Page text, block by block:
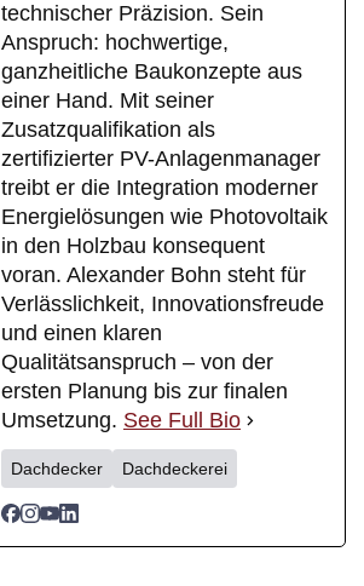
technischer Präzision. Sein
Anspruch: hochwertige,
ganzheitliche Baukonzepte aus
einer Hand. Mit seiner
Zusatzqualifikation als
zertifizierter PV-Anlagenmanager
treibt er die Integration moderner
Energielösungen wie Photovoltaik
in den Holzbau konsequent
voran. Alexander Bohn steht für
Verlässlichkeit, Innovationsfreude
und einen klaren
Qualitätsanspruch – von der
ersten Planung bis zur finalen
Umsetzung. See Full Bio
Dachdecker Dachdeckerei